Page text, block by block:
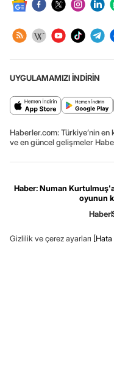
UYGULAMAMIZI İNDİRİN
Haberler.com: Türkiye’nin
ve en güncel gelişmeler
Haber: Numan
oyunun
Haber
Gizlilik ve çerez ayarları